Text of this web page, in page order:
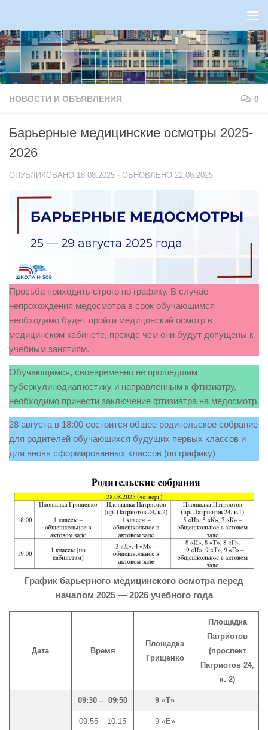
НОВОСТИ И ОБЪЯВЛЕНИЯ 0
Барьерные медицинские осмотры 2025-
2026
ОПУБЛИКОВАНО 18.08.2025 · ОБНОВЛЕНО 22.08.2025
Просьба приходить строго по графику. В случае
непрохождения медосмотра в срок обучающимся
необходимо будет пройти медицинский осмотр в
медицинском кабинете, прежде чем они будут допущены к
учебным занятиям.
Обучающимся, своевременно не прошедшим
туберкулинодиагностику и направленным к фтизиатру,
необходимо принести заключение фтизиатра на медосмотр.
28 августа в 18:00 состоится общее родительское собрание
для родителей обучающихся будущих первых классов и
для вновь сформированных классов (по графику)
График барьерного медицинского осмотра перед
началом 2025 — 2026 учебного года
Дата Время
Площадка
Грищенко
Площадка
Патриотов
(проспект
Патриотов 24,
к. 2)
09:30 – 09:50 9 «Т» —
09:55 – 10:15 9 «Е» —